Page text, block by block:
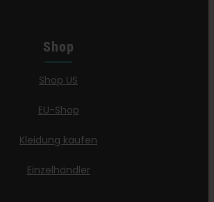
Shop
Shop US
EU-Shop
Kleidung kaufen
Einzelhändler